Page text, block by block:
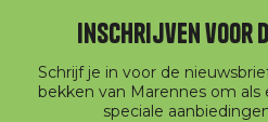
Inschrijven voor
Schrijf je in voor de
bekken van Marennes om
speciale